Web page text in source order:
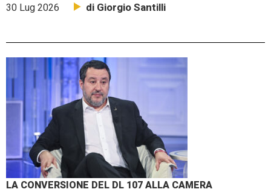
30 Lug 2026 di Giorgio Santilli
LA CONVERSIONE DEL DL 107 ALLA CAMERA